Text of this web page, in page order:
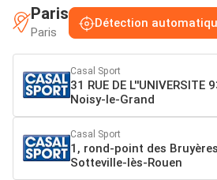
Paris
Paris
Détection
Casal Sport
31 RUE DE L''UNIVERSITE
Noisy-le-Grand
Casal Sport
1, rond-point des
Sotteville-lès-Rouen